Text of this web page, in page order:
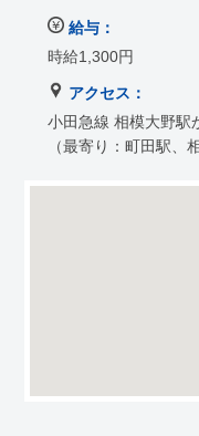
給与：
時給1,300円
アクセス：
小田急線 相模大野駅
（最寄り：町田駅、